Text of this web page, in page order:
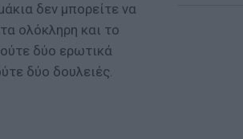
δεν μπορείτε να
ολόκληρη και το
δύο ερωτικά
δύο δουλειές.